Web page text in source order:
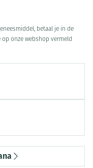
betaal je in de
onze webshop vermeld